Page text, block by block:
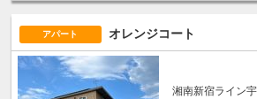
アパート オレンジコート
湘南新宿ライン